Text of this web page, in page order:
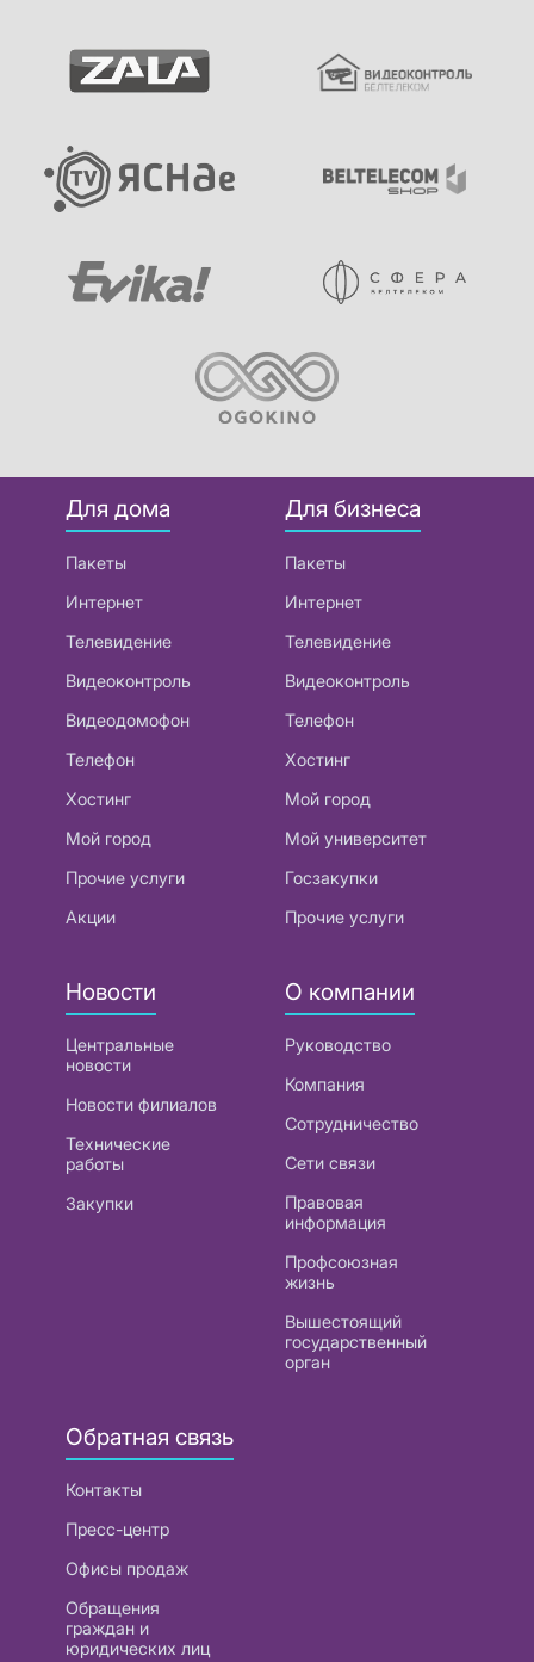
Для дома
Пакеты
Интернет
Телевидение
Видеоконтроль
Видеодомофон
Телефон
Хостинг
Мой город
Прочие услуги
Акции
Для бизнеса
Пакеты
Интернет
Телевидение
Видеоконтроль
Телефон
Хостинг
Мой город
Мой университет
Госзакупки
Прочие услуги
Новости
Центральные
новости
Новости филиалов
Технические
работы
Закупки
О компании
Руководство
Компания
Сотрудничество
Сети связи
Правовая
информация
Профсоюзная
жизнь
Вышестоящий
государственный
орган
Обратная связь
Контакты
Пресс-центр
Офисы продаж
Обращения
граждан и
юридических лиц